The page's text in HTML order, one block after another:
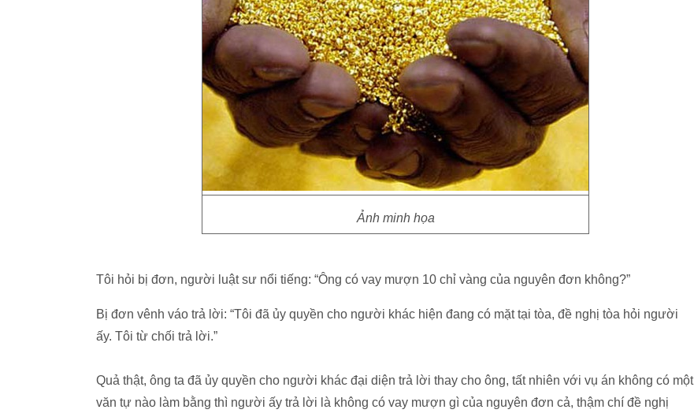
Ảnh minh họa
Tôi hỏi bị đơn, người luật sư nổi tiếng: “Ông có vay mượn 10 chỉ vàng của nguyên đơn không?”
Bị đơn vênh váo trả lời: “Tôi đã ủy quyền cho người khác hiện đang có mặt tại tòa, đề nghị tòa hỏi người
ấy. Tôi từ chối trả lời.”
Quả thật, ông ta đã ủy quyền cho người khác đại diện trả lời thay cho ông, tất nhiên với vụ án không có một
văn tự nào làm bằng thì người ấy trả lời là không có vay mượn gì của nguyên đơn cả, thậm chí đề nghị